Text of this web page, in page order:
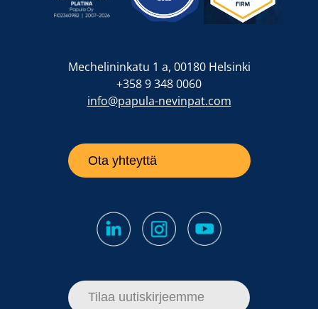
Mechelininkatu 1 a, 00180 Helsinki
+358 9 348 0060
info@papula-nevinpat.com
Ota yhteyttä
Tilaa uutiskirjeemme